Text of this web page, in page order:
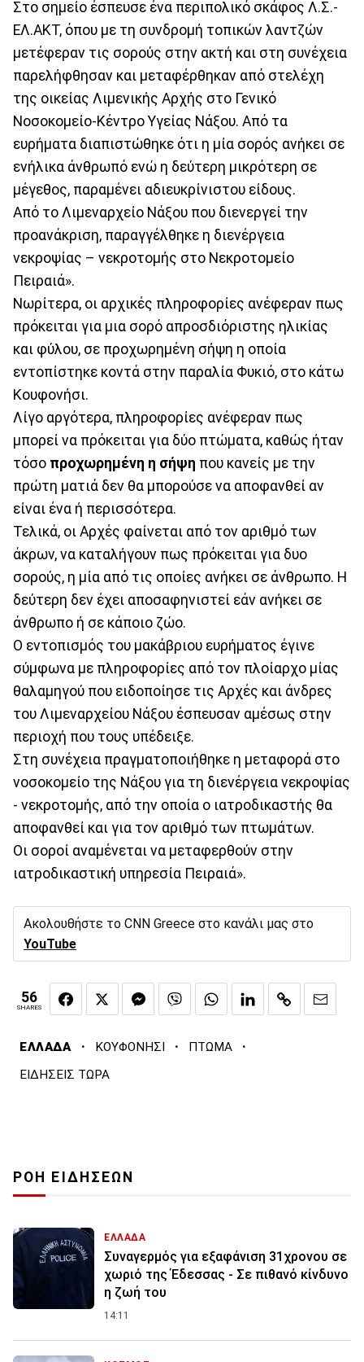
Στο σημείο έσπευσε ένα περιπολικό σκάφος Λ.Σ.-
ΕΛ.ΑΚΤ, όπου με τη συνδρομή τοπικών λαντζών
μετέφεραν τις σορούς στην ακτή και στη συνέχεια
παρελήφθησαν και μεταφέρθηκαν από στελέχη
της οικείας Λιμενικής Αρχής στο Γενικό
Νοσοκομείο-Κέντρο Υγείας Νάξου. Από τα
ευρήματα διαπιστώθηκε ότι η μία σορός ανήκει σε
ενήλικα άνθρωπό ενώ η δεύτερη μικρότερη σε
μέγεθος, παραμένει αδιευκρίνιστου είδους.
Από το Λιμεναρχείο Νάξου που διενεργεί την
προανάκριση, παραγγέλθηκε η διενέργεια
νεκροψίας – νεκροτομής στο Νεκροτομείο
Πειραιά».
Νωρίτερα, οι αρχικές πληροφορίες ανέφεραν πως
πρόκειται για μια σορό απροσδιόριστης ηλικίας
και φύλου, σε προχωρημένη σήψη η οποία
εντοπίστηκε κοντά στην παραλία Φυκιό, στο κάτω
Κουφονήσι.
Λίγο αργότερα, πληροφορίες ανέφεραν πως
μπορεί να πρόκειται για δύο πτώματα, καθώς ήταν
τόσο προχωρημένη η σήψη που κανείς με την
πρώτη ματιά δεν θα μπορούσε να αποφανθεί αν
είναι ένα ή περισσότερα.
Τελικά, οι Αρχές φαίνεται από τον αριθμό των
άκρων, να καταλήγουν πως πρόκειται για δυο
σορούς, η μία από τις οποίες ανήκει σε άνθρωπο. Η
δεύτερη δεν έχει αποσαφηνιστεί εάν ανήκει σε
άνθρωπο ή σε κάποιο ζώο.
Ο εντοπισμός του μακάβριου ευρήματος έγινε
σύμφωνα με πληροφορίες από τον πλοίαρχο μίας
θαλαμηγού που ειδοποίησε τις Αρχές και άνδρες
του Λιμεναρχείου Νάξου έσπευσαν αμέσως στην
περιοχή που τους υπέδειξε.
Στη συνέχεια πραγματοποιήθηκε η μεταφορά στο
νοσοκομείο της Νάξου για τη διενέργεια νεκροψίας
- νεκροτομής, από την οποία ο ιατροδικαστής θα
αποφανθεί και για τον αριθμό των πτωμάτων.
Οι σοροί αναμένεται να μεταφερθούν στην
ιατροδικαστική υπηρεσία Πειραιά».
Ακολουθήστε το CNN Greece στο κανάλι μας στο
YouTube
56
SHARES
ΕΛΛΑΔΑ · ΚΟΥΦΟΝΗΣΙ · ΠΤΩΜΑ ·
ΕΙΔΗΣΕΙΣ ΤΩΡΑ
ΡΟΗ ΕΙΔΗΣΕΩΝ
ΕΛΛΑΔΑ
Συναγερμός για εξαφάνιση 31χρονου σε
χωριό της Έδεσσας - Σε πιθανό κίνδυνο
η ζωή του
14:11